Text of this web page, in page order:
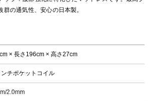
の通気性、安心の日本製。
× 長さ196cm × 高さ27cm
チポケットコイル
2.0mm